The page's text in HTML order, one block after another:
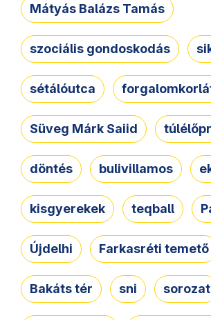
Mátyás Balázs Tamás
szociális gondoskodás
sétálóutca
Süveg Márk Saiid
döntés bulivillamos
kisgyerekek teqball
Újdelhi Farkasréti temető
Bakáts tér sni sorozat